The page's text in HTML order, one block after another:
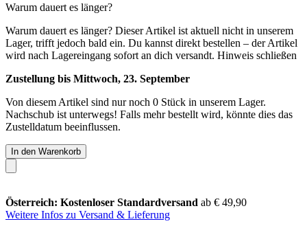
Warum dauert es länger?
Warum dauert es länger? Dieser Artikel ist aktuell nicht in unserem
Lager, trifft jedoch bald ein. Du kannst direkt bestellen – der Artikel
wird nach Lagereingang sofort an dich versandt. Hinweis schließen
Zustellung bis Mittwoch, 23. September
Von diesem Artikel sind nur noch 0 Stück in unserem Lager.
Nachschub ist unterwegs! Falls mehr bestellt wird, könnte dies das
Zustelldatum beeinflussen.
In den Warenkorb
Österreich: Kostenloser Standardversand ab € 49,90
Weitere Infos zu Versand & Lieferung